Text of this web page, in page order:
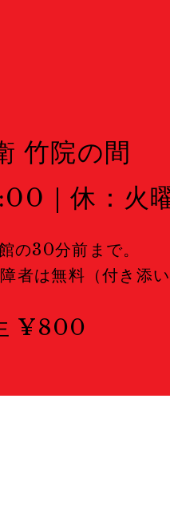
竹院の間
｜休：火
の30分前まで。
者は無料（付き添
¥800
ント
レビュー
&